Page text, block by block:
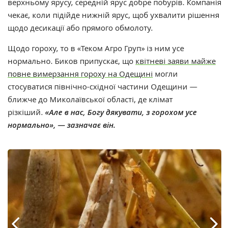
верхньому ярусу, середній ярус добре побурів. Компанія
чекає, коли підійде нижній ярус, щоб ухвалити рішення
щодо десикації або прямого обмолоту.
Щодо гороху, то в «Теком Агро Груп» із ним усе
нормально. Биков припускає, що квітневі заяви майже
повне вимерзання гороху на Одещині могли
стосуватися північно-східної частини Одещини —
ближче до Миколаївської області, де клімат
різкіший. «Але в нас, Богу дякувати, з горохом усе
нормально», — зазначає він.